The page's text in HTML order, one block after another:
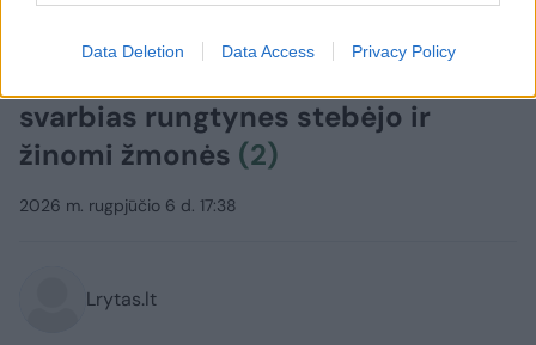
Data Deletion Data Access Privacy Policy
svarbias rungtynes stebėjo ir
žinomi žmonės (2)
2026 m. rugpjūčio 6 d. 17:38
Lrytas.lt